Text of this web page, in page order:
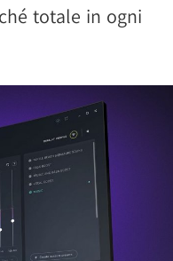
totale in ogni